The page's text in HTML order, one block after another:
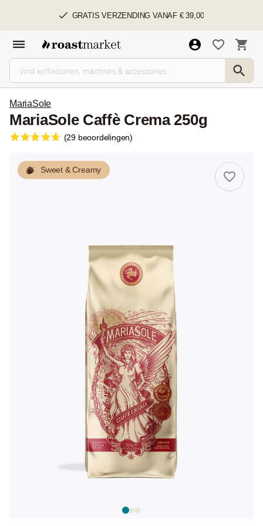
GRATIS VERZENDING VANAF € 39,00
MariaSole
MariaSole Caffè Crema 250g
(29 beoordelingen)
Sweet & Creamy